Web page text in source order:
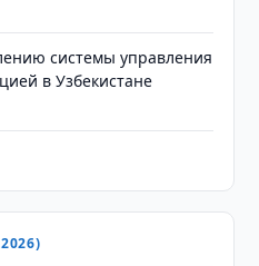
системы управления
в Узбекистане